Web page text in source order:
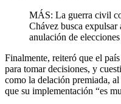
MÁS: La guerra civil
Chávez busca
anulación de elecciones
Finalmente, reiteró que el
para tomar decisiones, y
como la delación premiada,
que su implementación “es